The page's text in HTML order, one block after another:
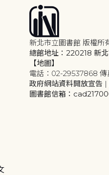
新北市立圖書館 版權所
總館地址：220218 新
【地圖】
電話：02-29537868
政府網站資料開放宣告 |
圖書館信箱：